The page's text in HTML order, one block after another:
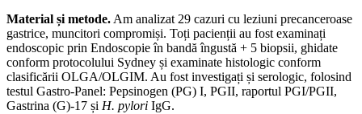
Material și metode. Am analizat 29 cazuri cu leziuni precanceroase
gastrice, muncitori compromiși. Toți pacienții au fost examinați
endoscopic prin Endoscopie în bandă îngustă + 5 biopsii, ghidate
conform protocolului Sydney și examinate histologic conform
clasificării OLGA/OLGIM. Au fost investigați și serologic, folosind
testul Gastro-Panel: Pepsinogen (PG) I, PGII, raportul PGI/PGII,
Gastrina (G)-17 și H. pylori IgG.